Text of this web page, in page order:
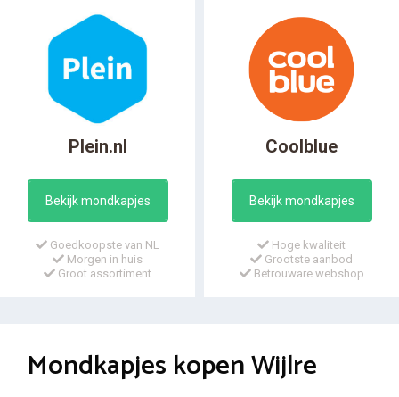
Plein.nl
Bekijk mondkapjes
Goedkoopste van NL
Morgen in huis
Groot assortiment
Coolblue
Bekijk mondkapjes
Hoge kwaliteit
Grootste aanbod
Betrouware webshop
Mondkapjes kopen Wijlre